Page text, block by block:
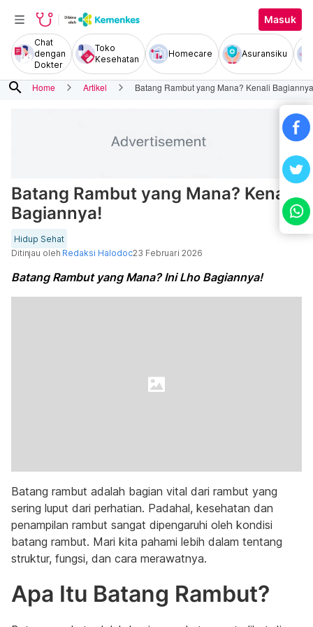
Masuk
Chat
dengan
Dokter
Toko
Kesehatan
Homecare Asuransiku
search Home Artikel Batang Rambut yang Mana? Kenali
Batang Rambut yang Mana? Kenali
Bagiannya!
Hidup Sehat
Ditinjau oleh Redaksi Halodoc23 Februari 2026
Batang Rambut yang Mana? Ini Lho Bagiannya!
Batang rambut adalah bagian vital dari rambut yang
sering luput dari perhatian. Padahal, kesehatan dan
penampilan rambut sangat dipengaruhi oleh kondisi
batang rambut. Mari kita pahami lebih dalam tentang
struktur, fungsi, dan cara merawatnya.
Apa Itu Batang Rambut?